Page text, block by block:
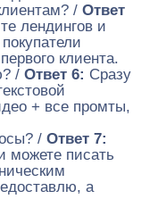
/ Ответ
лендингов и
клиента.
/ Ответ 6: Сразу
+ все промты,
/ Ответ 7:
можете писать
а